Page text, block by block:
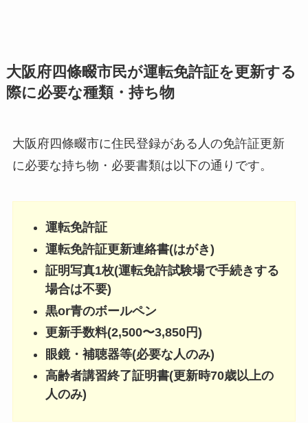
大阪府四條畷市民が運転免許証を更新する
際に必要な種類・持ち物
大阪府四條畷市に住民登録がある人の免許証更新
に必要な持ち物・必要書類は以下の通りです。
運転免許証
運転免許証更新連絡書(はがき)
証明写真1枚(運転免許試験場で手続きする
場合は不要)
黒or青のボールペン
更新手数料(2,500〜3,850円)
眼鏡・補聴器等(必要な人のみ)
高齢者講習終了証明書(更新時70歳以上の
人のみ)